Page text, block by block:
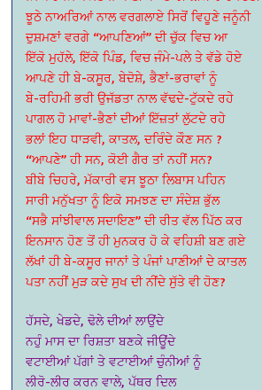
ਝੂਠੇ ਨਾਅਰਿਆਂ ਨਾਲ ਵਰਗਲਾਏ ਸਿਰੋਂ ਵਿਹੂਣੇ ਜਨੂੰਨੀ
ਦੁਸ਼ਮਣਾਂ ਵਰਗੇ “ਆਪਣਿਆਂ” ਦੀ ਚੁੱਕ ਵਿਚ ਆ
ਇੱਕੋ ਮੁਹੱਲੇ, ਇੱਕੋ ਪਿੰਡ, ਵਿਚ ਜੰਮੇ-ਪਲੇ ਤੇ ਵੱਡੇ ਹੋਏ
ਆਪਣੇ ਹੀ ਬੇ-ਕਸੂਰ, ਬੇਦੋਸ਼ੇ, ਭੈਣਾਂ-ਭਰਾਵਾਂ ਨੂੰ
ਬੇ-ਰਹਿਮੀ ਭਰੀ ਉਜੱਡਤਾ ਨਾਲ ਵੱਢਦੇ-ਟੁੱਕਦੇ ਰਹੇ
ਪਾਗਲ ਹੋ ਮਾਵਾਂ-ਭੈਣਾਂ ਦੀਆਂ ਇੱਜ਼ਤਾਂ ਲੁੱਟਦੇ ਰਹੇ
ਭਲਾਂ ਇਹ ਧਾੜਵੀ, ਕਾਤਲ, ਦਰਿੰਦੇ ਕੌਣ ਸਨ ?
“ਆਪਣੇ” ਹੀ ਸਨ, ਕੋਈ ਗੈਰ ਤਾਂ ਨਹੀਂ ਸਨ?
ਬੀਬੇ ਚਿਹਰੇ, ਮੱਕਾਰੀ ਵਸ ਝੂਠਾ ਲਿਬਾਸ ਪਹਿਨ
ਸਾਰੀ ਮਨੁੱਖਤਾ ਨੂੰ ਇਕੋ ਸਮਝਣ ਦਾ ਸੰਦੇਸ਼ ਭੁੱਲ
“ਸਭੈ ਸਾਂਝੀਵਾਲ ਸਦਾਇਣ” ਦੀ ਰੀਤ ਵੱਲ ਪਿੱਠ ਕਰ
ਇਨਸਾਨ ਹੋਣ ਤੋਂ ਹੀ ਮੁਨਕਰ ਹੋ ਕੇ ਵਹਿਸ਼ੀ ਬਣ ਗਏ
ਲੱਖਾਂ ਹੀ ਬੇ-ਕਸੂਰ ਜਾਨਾਂ ਤੇ ਪੰਜਾਂ ਪਾਣੀਆਂ ਦੇ ਕਾਤਲ
ਪਤਾ ਨਹੀਂ ਮੁੜ ਕਦੇ ਸੁਖ ਦੀ ਨੀਂਦੇ ਸੁੱਤੇ ਵੀ ਹੋਣ?
ਹੱਸਦੇ, ਖੇਡਦੇ, ਢੋਲੇ ਦੀਆਂ ਲਾਉਂਦੇ
ਨਹੁੰ ਮਾਸ ਦਾ ਰਿਸ਼ਤਾ ਬਣਕੇ ਜੀਊਂਦੇ
ਵਟਾਈਆਂ ਪੱਗਾਂ ਤੇ ਵਟਾਈਆਂ ਚੁੰਨੀਆਂ ਨੂੰ
ਲੀਰੋ-ਲੀਰ ਕਰਨ ਵਾਲੇ, ਪੱਥਰ ਦਿਲ